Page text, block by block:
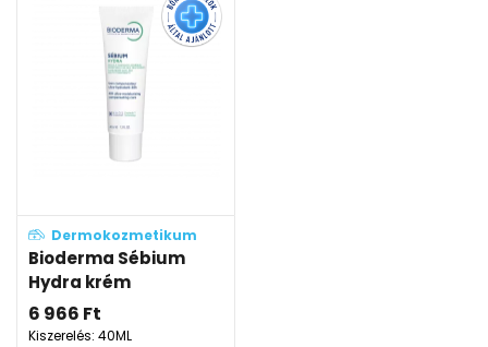
Dermokozmetikum
Bioderma Sébium
Hydra krém
6 966 Ft
Kiszerelés: 40ML